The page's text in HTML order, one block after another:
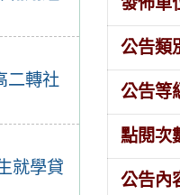
二轉社
就學貸
公告類
公告等
點閱次
公告內